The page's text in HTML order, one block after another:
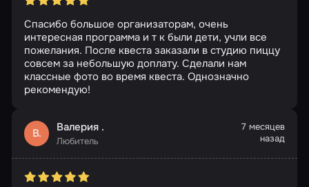
Спасибо большое организаторам, очень
интересная программа и т к были дети, учли все
пожелания. После квеста заказали в студию пиццу
совсем за небольшую доплату. Сделали нам
классные фото во время квеста. Однозначно
рекомендую!
В. Валерия .
Любитель
7 месяцев
назад